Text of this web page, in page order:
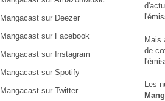
Mangacast sur Deezer
Mangacast sur Facebook
Mangacast sur Instagram
Mangacast sur Spotify
Mangacast sur Twitter
Mais
de
Les